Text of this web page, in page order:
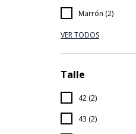
Marrón (2)
VER TODOS
Talle
42 (2)
43 (2)